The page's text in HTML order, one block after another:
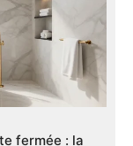
fermée : la